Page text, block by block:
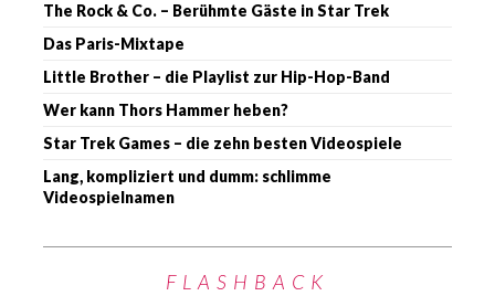
The Rock & Co. – Berühmte Gäste in Star Trek
Das Paris-Mixtape
Little Brother – die Playlist zur Hip-Hop-Band
Wer kann Thors Hammer heben?
Star Trek Games – die zehn besten Videospiele
Lang, kompliziert und dumm: schlimme
Videospielnamen
FLASHBACK